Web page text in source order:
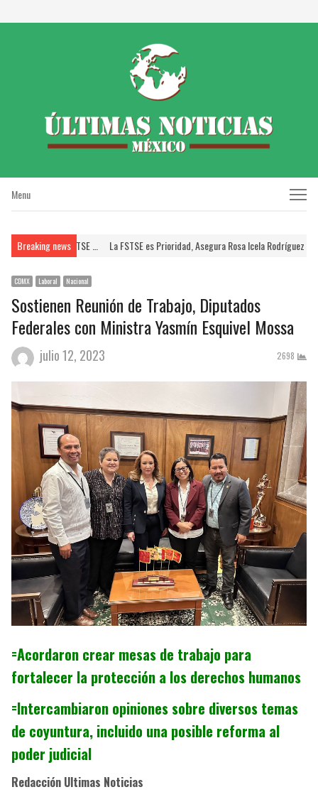
Menu
Menu
Breaking news
Brinda FSTSE … La FSTSE es Prioridad, Asegura Rosa Icela Rodríguez a
CDMX Laboral Nacional
Sostienen Reunión de Trabajo, Diputados
Federales con Ministra Yasmín Esquivel Mossa
julio 12, 2023 2698
=Acordaron crear mesas de trabajo para
fortalecer la protección a los derechos humanos
=Intercambiaron opiniones sobre diversos temas
de coyuntura, incluido una posible reforma al
poder judicial
Redacción Ultimas Noticias